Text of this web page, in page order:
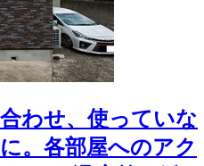
わせ、使っていな
。各部屋へのアク